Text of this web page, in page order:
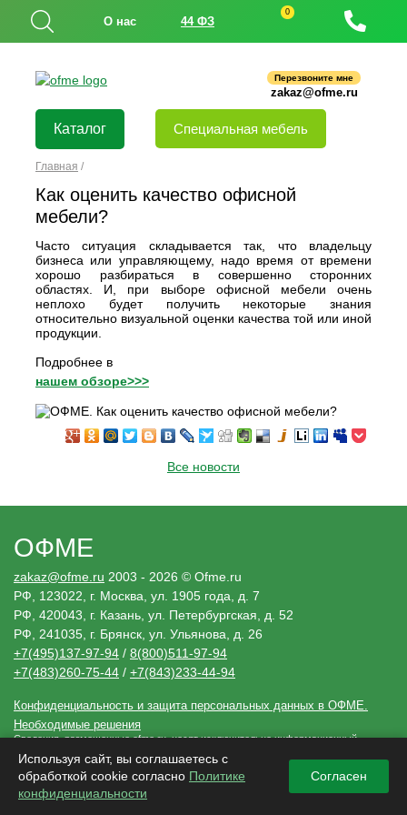
О нас 44 ФЗ
0
Перезвоните мне
zakaz@ofme.ru
Каталог Специальная мебель
Главная /
Как оценить качество офисной
мебели?
Часто ситуация складывается так, что владельцу
бизнеса или управляющему, надо время от времени
хорошо разбираться в совершенно сторонних
областях. И, при выборе офисной мебели очень
неплохо будет получить некоторые знания
относительно визуальной оценки качества той или иной
продукции.
Подробнее в
нашем обзоре>>>
Все новости
Конфиденциальность и защита персональных данных в ОФМЕ.
Необходимые решения
Сведения, размещенные ofme.ru, носят исключительно информационный
Убедительная просьба, дополнительно уточнять указанные данные по
электронной почте или контактным телефонам.
ОФМЕ
zakaz@ofme.ru 2003 - 2026 © Ofme.ru
РФ, 123022, г. Москва, ул. 1905 года, д. 7
РФ, 420043, г. Казань, ул. Петербургская, д. 52
РФ, 241035, г. Брянск, ул. Ульянова, д. 26
+7(495)137-97-94 / 8(800)511-97-94
+7(483)260-75-44 / +7(843)233-44-94
Используя сайт, вы соглашаетесь с
обработкой cookie согласно Политике
конфиденциальности
Согласен